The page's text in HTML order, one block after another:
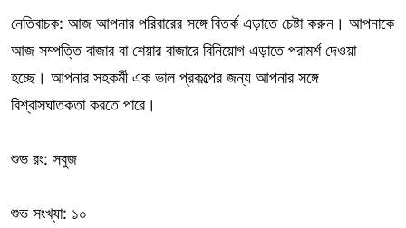
নেতিবাচক: আজ আপনার পরিবারের সঙ্গে বিতর্ক এড়াতে চেষ্টা করুন। আপনাকে
আজ সম্পত্তি বাজার বা শেয়ার বাজারে বিনিয়োগ এড়াতে পরামর্শ দেওয়া
হচ্ছে। আপনার সহকর্মী এক ভাল প্রকল্পের জন্য আপনার সঙ্গে
বিশ্বাসঘাতকতা করতে পারে।
শুভ রং: সবুজ
শুভ সংখ্যা: ১০